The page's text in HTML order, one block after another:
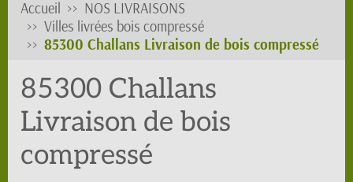
Accueil
NOS LIVRAISONS
Villes livrées bois compressé
85300 Challans Livraison de bois compressé
85300 Challans
Livraison de bois
compressé